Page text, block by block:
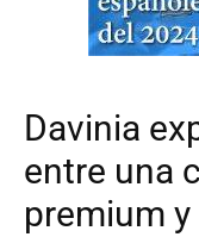
Davinia
entre una
premium